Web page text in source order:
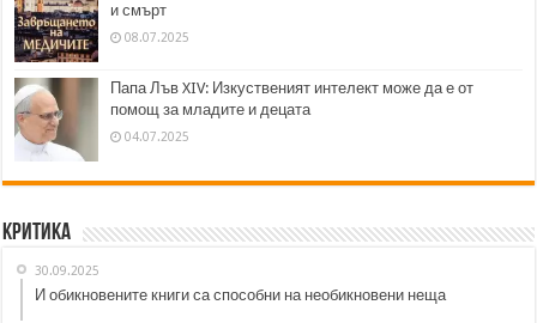
и смърт
08.07.2025
Папа Лъв XIV: Изкуственият интелект може да е от
помощ за младите и децата
04.07.2025
Критика
30.09.2025
И обикновените книги са способни на необикновени неща